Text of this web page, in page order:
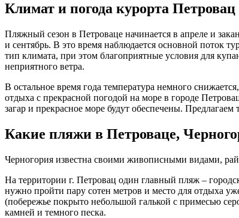
Климат и погода курорта Петровац
Пляжный сезон в Петроваце начинается в апреле и
и сентябрь. В это время наблюдается основной поток
тип климата, при этом благоприятные условия для
неприятного ветра.
В остальное время года температура немного
отдыха с прекрасной погодой на море в городе
загар и прекрасное море будут обеспечены. Предлагаем
Какие пляжи в Петроваце,
Черногория известна своими живописными видами,
На территории г. Петровац один главный пляж –
нужно пройти пару сотен метров и место для отдыха
(побережье покрыто небольшой галькой с примесью
камней и темного песка.